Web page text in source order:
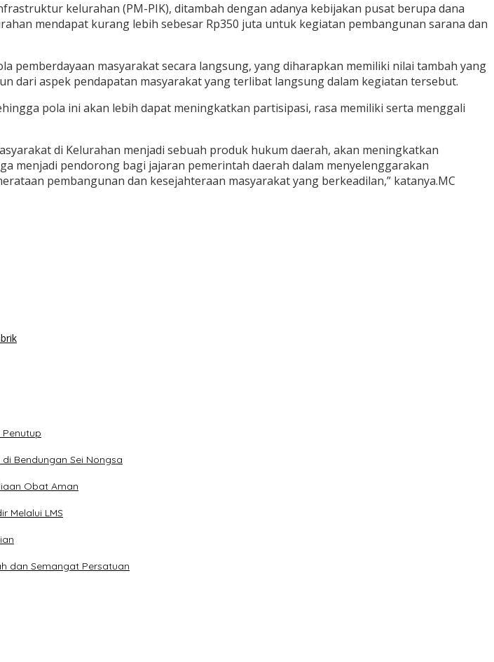
kelurahan (PM-PIK), ditambah dengan adanya kebijakan pusat berupa dana
mendapat kurang lebih sebesar Rp350 juta untuk kegiatan pembangunan sarana dan
masyarakat secara langsung, yang diharapkan memiliki nilai tambah yang
dari aspek pendapatan masyarakat yang terlibat langsung dalam kegiatan tersebut.
pola ini akan lebih dapat meningkatkan partisipasi, rasa memiliki serta menggali
di Kelurahan menjadi sebuah produk hukum daerah, akan meningkatkan
menjadi pendorong bagi jajaran pemerintah daerah dalam menyelenggarakan
pembangunan dan kesejahteraan masyarakat yang berkeadilan,” katanya.MC
Bendungan Sei Nongsa
Obat Aman
Melalui LMS
dan Semangat Persatuan